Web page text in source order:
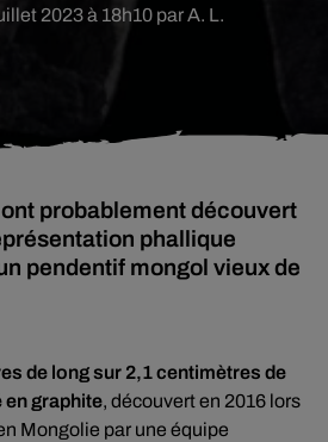
2023 à 18h10 par A. L.
probablement découvert
phallique
pendentif mongol vieux de
de long sur 2,1 centimètres de
en graphite, découvert en 2016 lors
Mongolie par une équipe